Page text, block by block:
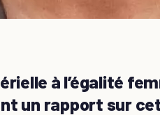
à l’égalité
un rapport sur